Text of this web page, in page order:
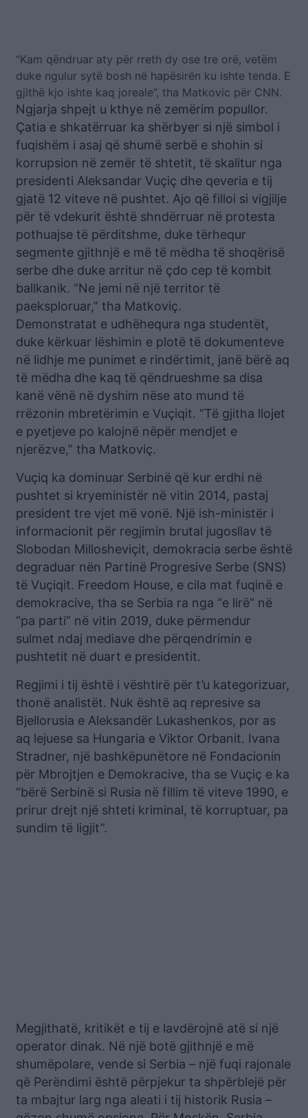
“Kam qëndruar aty për rreth dy ose tre orë, vetëm
duke ngulur sytë bosh në hapësirën ku ishte tenda. E
gjithë kjo ishte kaq joreale”, tha Matkovic për CNN.
Ngjarja shpejt u kthye në zemërim popullor.
Çatia e shkatërruar ka shërbyer si një simbol i
fuqishëm i asaj që shumë serbë e shohin si
korrupsion në zemër të shtetit, të skalitur nga
presidenti Aleksandar Vuçiç dhe qeveria e tij
gjatë 12 viteve në pushtet. Ajo që filloi si vigjilje
për të vdekurit është shndërruar në protesta
pothuajse të përditshme, duke tërhequr
segmente gjithnjë e më të mëdha të shoqërisë
serbe dhe duke arritur në çdo cep të kombit
ballkanik. “Ne jemi në një territor të
paeksploruar,” tha Matkoviç.
Demonstratat e udhëhequra nga studentët,
duke kërkuar lëshimin e plotë të dokumenteve
në lidhje me punimet e rindërtimit, janë bërë aq
të mëdha dhe kaq të qëndrueshme sa disa
kanë vënë në dyshim nëse ato mund të
rrëzonin mbretërimin e Vuçiqit. “Të gjitha llojet
e pyetjeve po kalojnë nëpër mendjet e
njerëzve,” tha Matkoviç.
Vuçiq ka dominuar Serbinë që kur erdhi në
pushtet si kryeministër në vitin 2014, pastaj
president tre vjet më vonë. Një ish-ministër i
informacionit për regjimin brutal jugosllav të
Slobodan Millosheviçit, demokracia serbe është
degraduar nën Partinë Progresive Serbe (SNS)
të Vuçiqit. Freedom House, e cila mat fuqinë e
demokracive, tha se Serbia ra nga “e lirë” në
“pa parti” në vitin 2019, duke përmendur
sulmet ndaj mediave dhe përqendrimin e
pushtetit në duart e presidentit.
Regjimi i tij është i vështirë për t’u kategorizuar,
thonë analistët. Nuk është aq represive sa
Bjellorusia e Aleksandër Lukashenkos, por as
aq lejuese sa Hungaria e Viktor Orbanit. Ivana
Stradner, një bashkëpunëtore në Fondacionin
për Mbrojtjen e Demokracive, tha se Vuçiç e ka
“bërë Serbinë si Rusia në fillim të viteve 1990, e
prirur drejt një shteti kriminal, të korruptuar, pa
sundim të ligjit”.
Megjithatë, kritikët e tij e lavdërojnë atë si një
operator dinak. Në një botë gjithnjë e më
shumëpolare, vende si Serbia – një fuqi rajonale
që Perëndimi është përpjekur ta shpërblejë për
ta mbajtur larg nga aleati i tij historik Rusia –